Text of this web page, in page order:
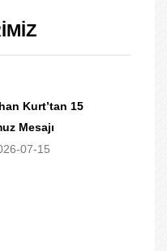
Kurt’tan 15
Mesajı
07-15